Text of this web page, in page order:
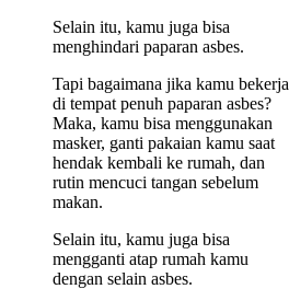
Selain itu, kamu juga bisa
menghindari paparan asbes.
Tapi bagaimana jika kamu bekerja
di tempat penuh paparan asbes?
Maka, kamu bisa menggunakan
masker, ganti pakaian kamu saat
hendak kembali ke rumah, dan
rutin mencuci tangan sebelum
makan.
Selain itu, kamu juga bisa
mengganti atap rumah kamu
dengan selain asbes.